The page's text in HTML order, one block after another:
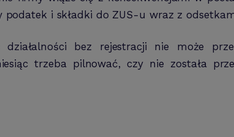
podatek i składki do ZUS-u wraz z
bez rejestracji nie może
trzeba pilnować, czy nie została